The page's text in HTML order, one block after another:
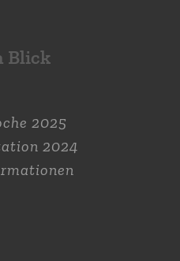
Blick
2025
2024